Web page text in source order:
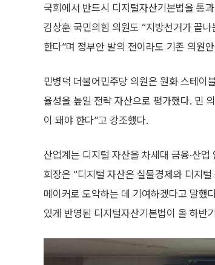
국회에서 반드시 디지털자산기본법을 통
김상훈 국민의힘 의원도 “지방선거가 끝
한다”며 정부안 발의 전이라도 기존 의원
민병덕 더불어민주당 의원은 원화 스테이
율성을 높일 전략 자산으로 평가했다. 민
이 돼야 한다”고 강조했다.
산업계는 디지털 자산을 차세대 금융·산
회장은 “디지털 자산은 실물경제와 디지
메이커로 도약하는 데 기여하겠다고 말했
있게 반영된 디지털자산기본법이 올 하반